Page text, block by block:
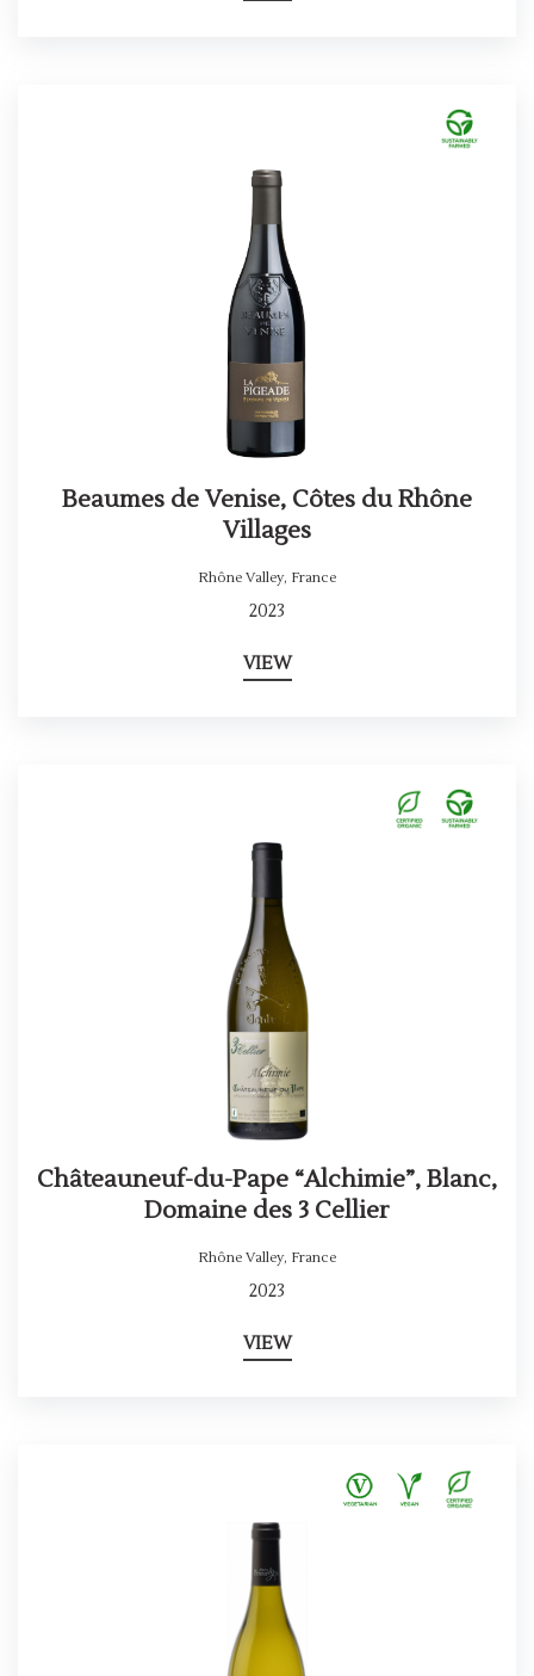
Beaumes de Venise, Côtes du Rhône
Villages
Rhône Valley, France
2023
VIEW
Châteauneuf-du-Pape “Alchimie”, Blanc,
Domaine des 3 Cellier
Rhône Valley, France
2023
VIEW